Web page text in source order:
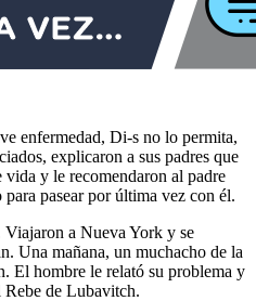
enfermedad, Di-s no lo permita,
explicaron a sus padres que
vida y le recomendaron al padre
pasear por última vez con él.
a Nueva York y se
Una mañana, un muchacho de la
El hombre le relató su problema y
de Lubavitch.